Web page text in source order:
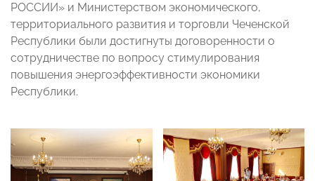
РОССИИ» и Министерством экономического,
территориального развития и торговли Чеченской
Республики были достигнуты договоренности о
сотрудничестве по вопросу стимулирования
повышения энергоэффективности экономики
Республики.